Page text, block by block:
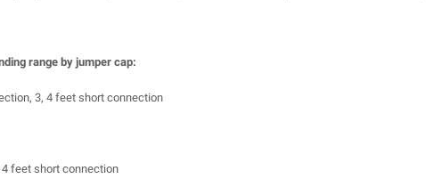
range by jumper cap:
3, 4 feet short connection
feet short connection